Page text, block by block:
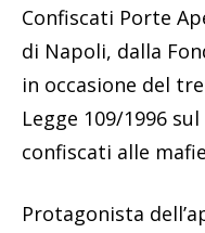
Confiscati Porte
di Napoli, dalla
in occasione del
Legge 109/1996
confiscati alle
Protagonista